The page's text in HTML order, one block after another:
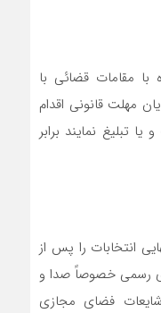
مقامات قضائی با
مهلت قانونی اقدام
تبلیغ نمایند برابر
انتخابات را پس از
رسمی خصوصاً صدا و
فضای مجازی